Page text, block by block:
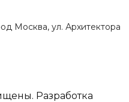
Москва, ул. Архитектора
Разработка